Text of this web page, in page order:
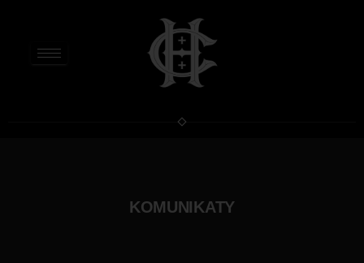
KOMUNIKATY